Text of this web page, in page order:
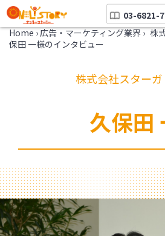
03-6821-
Home ›広告・マーケティング業界 › 株
保田 一様のインタビュー
株式会社スター
久保田